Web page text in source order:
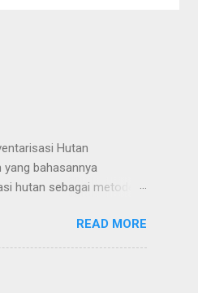
Hutan
bahasannya
hutan sebagai metode
(sampel) objek atau
kawasan hutan
potensi biologis.
serta keadaan iklim di
READ MORE